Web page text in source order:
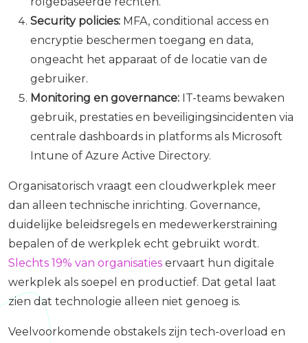
Security policies: MFA, conditional access en
encryptie beschermen toegang en data,
ongeacht het apparaat of de locatie van de
gebruiker.
Monitoring en governance: IT-teams bewaken
gebruik, prestaties en beveiligingsincidenten via
centrale dashboards in platforms als Microsoft
Intune of Azure Active Directory.
Organisatorisch vraagt een cloudwerkplek meer
dan alleen technische inrichting. Governance,
duidelijke beleidsregels en medewerkerstraining
bepalen of de werkplek echt gebruikt wordt.
Slechts 19% van organisaties ervaart hun digitale
werkplek als soepel en productief. Dat getal laat
zien dat technologie alleen niet genoeg is.
Veelvoorkomende obstakels zijn tech-overload en